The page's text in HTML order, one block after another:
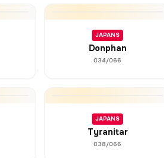
JAPANS
Donphan
034/066
JAPANS
Tyranitar
038/066